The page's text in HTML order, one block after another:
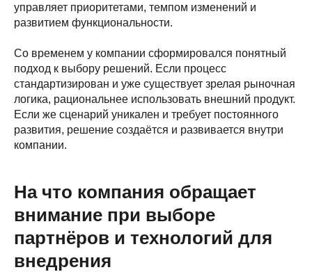
управляет приоритетами, темпом изменений и
развитием функциональности.
Со временем у компании сформировался понятный
подход к выбору решений. Если процесс
стандартизирован и уже существует зрелая рыночная
логика, рациональнее использовать внешний продукт.
Если же сценарий уникален и требует постоянного
развития, решение создаётся и развивается внутри
компании.
На что компания обращает
внимание при выборе
партнёров и технологий для
внедрения